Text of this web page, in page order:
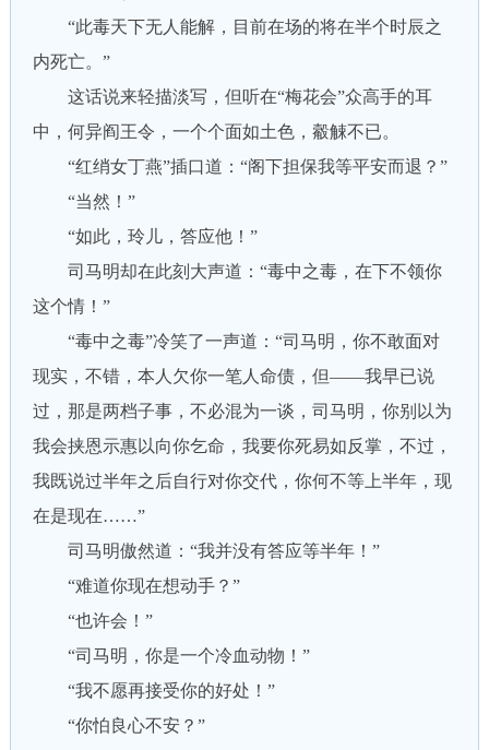
“此毒天下无人能解，目前在场的将在半个时辰之
内死亡。”
这话说来轻描淡写，但听在“梅花会”众高手的耳
中，何异阎王令，一个个面如土色，觳觫不已。
“红绡女丁燕”插口道：“阁下担保我等平安而退？”
“当然！”
“如此，玲儿，答应他！”
司马明却在此刻大声道：“毒中之毒，在下不领你
这个情！”
“毒中之毒”冷笑了一声道：“司马明，你不敢面对
现实，不错，本人欠你一笔人命债，但——我早已说
过，那是两档子事，不必混为一谈，司马明，你别以为
我会挟恩示惠以向你乞命，我要你死易如反掌，不过，
我既说过半年之后自行对你交代，你何不等上半年，现
在是现在……”
司马明傲然道：“我并没有答应等半年！”
“难道你现在想动手？”
“也许会！”
“司马明，你是一个冷血动物！”
“我不愿再接受你的好处！”
“你怕良心不安？”